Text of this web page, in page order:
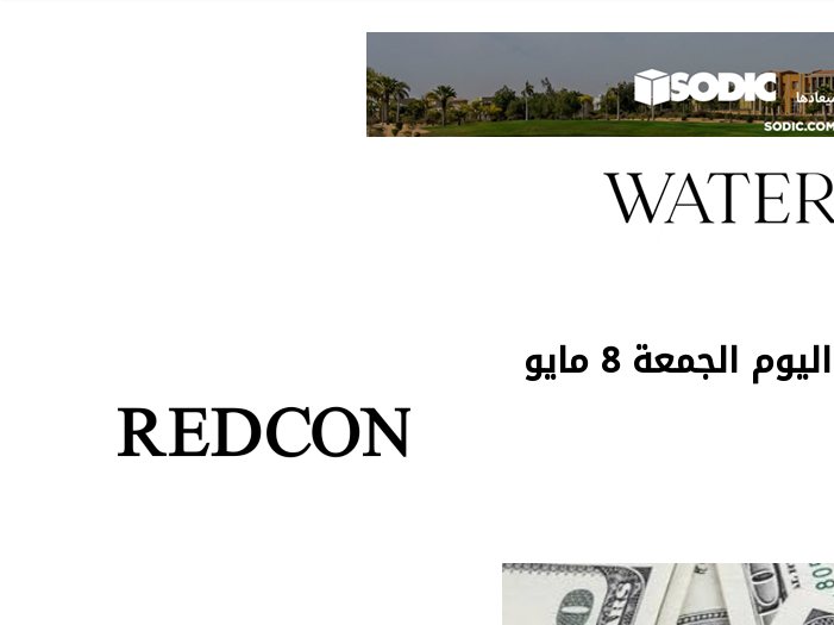
سعر الدولار الأمريكى فى البنك المركزي اليوم الجمعة 8 مايو